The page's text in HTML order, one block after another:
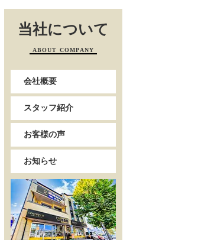
当社について
ABOUT COMPANY
会社概要
スタッフ紹介
お客様の声
お知らせ